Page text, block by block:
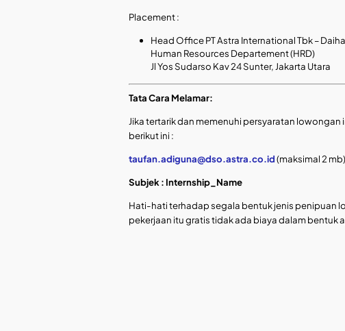
Placement :
Head Office PT Astra International Tbk –
Human Resources Departement (HRD)
Jl Yos Sudarso Kav 24 Sunter, Jakarta Utara
Tata Cara Melamar:
Jika tertarik dan memenuhi persyaratan
berikut ini :
taufan.adiguna@dso.astra.co.id(maksimal 2 mb)
Subjek : Internship_Name
Hati-hati terhadap segala bentuk jenis penipuan
pekerjaan itu gratis tidak ada biaya dalam bentuk